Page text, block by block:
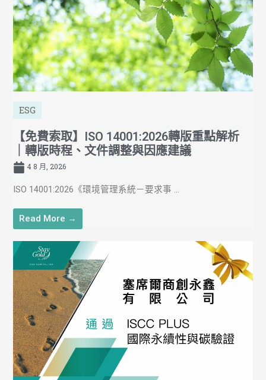
ESG
【免費索取】ISO 14001:2026轉版重點解析
｜轉版時程、文件調整與因應建議
4 8 月, 2026
ISO 14001:2026《環境管理系統－要求事 ...
Read More →